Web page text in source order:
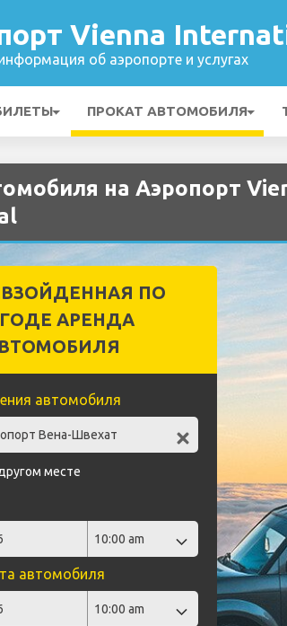
Vienna
об аэропорте и услугах
ПРОКАТ АВТОМОБИЛЯ
на Аэропорт
ПО
АРЕНДА
автомобиля
месте
автомобиля